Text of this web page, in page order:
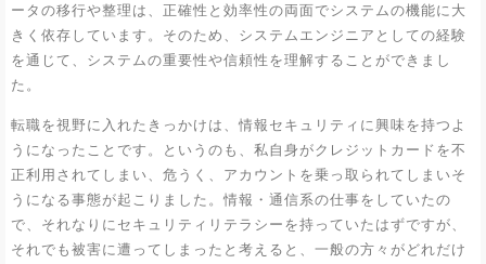
ータの移行や整理は、正確性と効率性の両面でシステムの機能に大
きく依存しています。そのため、システムエンジニアとしての経験
を通じて、システムの重要性や信頼性を理解することができまし
た。
転職を視野に入れたきっかけは、情報セキュリティに興味を持つよ
うになったことです。というのも、私自身がクレジットカードを不
正利用されてしまい、危うく、アカウントを乗っ取られてしまいそ
うになる事態が起こりました。情報・通信系の仕事をしていたの
で、それなりにセキュリティリテラシーを持っていたはずですが、
それでも被害に遭ってしまったと考えると、一般の方々がどれだけ